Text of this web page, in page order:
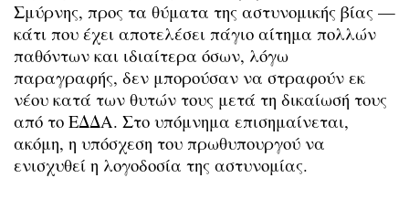
Σμύρνης, προς τα θύματα της αστυνομικής βίας —
κάτι που έχει αποτελέσει πάγιο αίτημα πολλών
παθόντων και ιδιαίτερα όσων, λόγω
παραγραφής, δεν μπορούσαν να στραφούν εκ
νέου κατά των θυτών τους μετά τη δικαίωσή τους
από το ΕΔΔΑ. Στο υπόμνημα επισημαίνεται,
ακόμη, η υπόσχεση του πρωθυπουργού να
ενισχυθεί η λογοδοσία της αστυνομίας.